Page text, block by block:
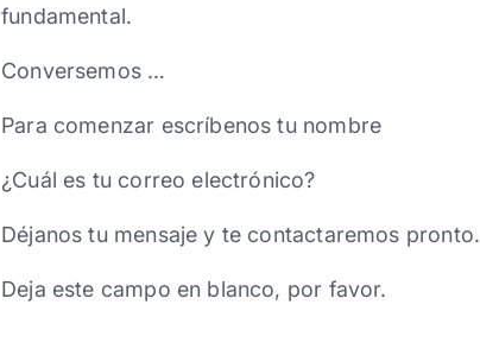
fundamental.
Conversemos …
Para comenzar escríbenos tu nombre
¿Cuál es tu correo electrónico?
Déjanos tu mensaje y te contactaremos pronto.
Deja este campo en blanco, por favor.